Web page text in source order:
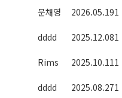
문채영 2026.05.191
dddd 2025.12.081
Rims 2025.10.111
dddd 2025.08.271